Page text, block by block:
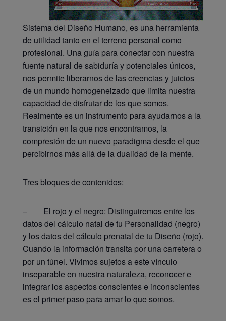
Sistema del Diseño Humano, es una herramienta
de utilidad tanto en el terreno personal como
profesional. Una guía para conectar con nuestra
fuente natural de sabiduría y potenciales únicos,
nos permite liberarnos de las creencias y juicios
de un mundo homogeneizado que limita nuestra
capacidad de disfrutar de los que somos.
Realmente es un instrumento para ayudarnos a la
transición en la que nos encontramos, la
compresión de un nuevo paradigma desde el que
percibirnos más allá de la dualidad de la mente.
Tres bloques de contenidos:
– El rojo y el negro: Distinguiremos entre los
datos del cálculo natal de tu Personalidad (negro)
y los datos del cálculo prenatal de tu Diseño (rojo).
Cuando la información transita por una carretera o
por un túnel. Vivimos sujetos a este vínculo
inseparable en nuestra naturaleza, reconocer e
integrar los aspectos conscientes e inconscientes
es el primer paso para amar lo que somos.